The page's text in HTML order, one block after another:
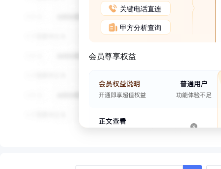
关键电话直连
甲方分析查询
会员尊享权益